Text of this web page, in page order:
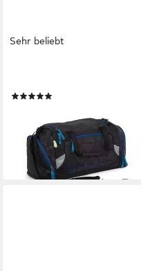
Sehr beliebt
lieferbar - in 2-3 Werktagen bei dir
+27